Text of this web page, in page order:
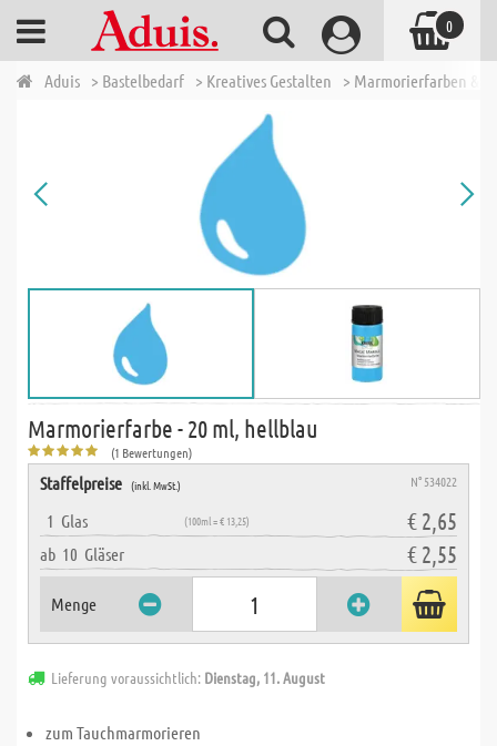
Aduis > Bastelbedarf > Kreatives Gestalten > Marmorierfarben &
Marmorierfarbe - 20 ml, hellblau
(1 Bewertungen)
Staffelpreise (inkl. MwSt.) N° 534022
1 Glas (100ml = € 13,25) € 2,65
ab 10 Gläser € 2,55
Menge
Lieferung voraussichtlich: Dienstag, 11. August
zum Tauchmarmorieren
0